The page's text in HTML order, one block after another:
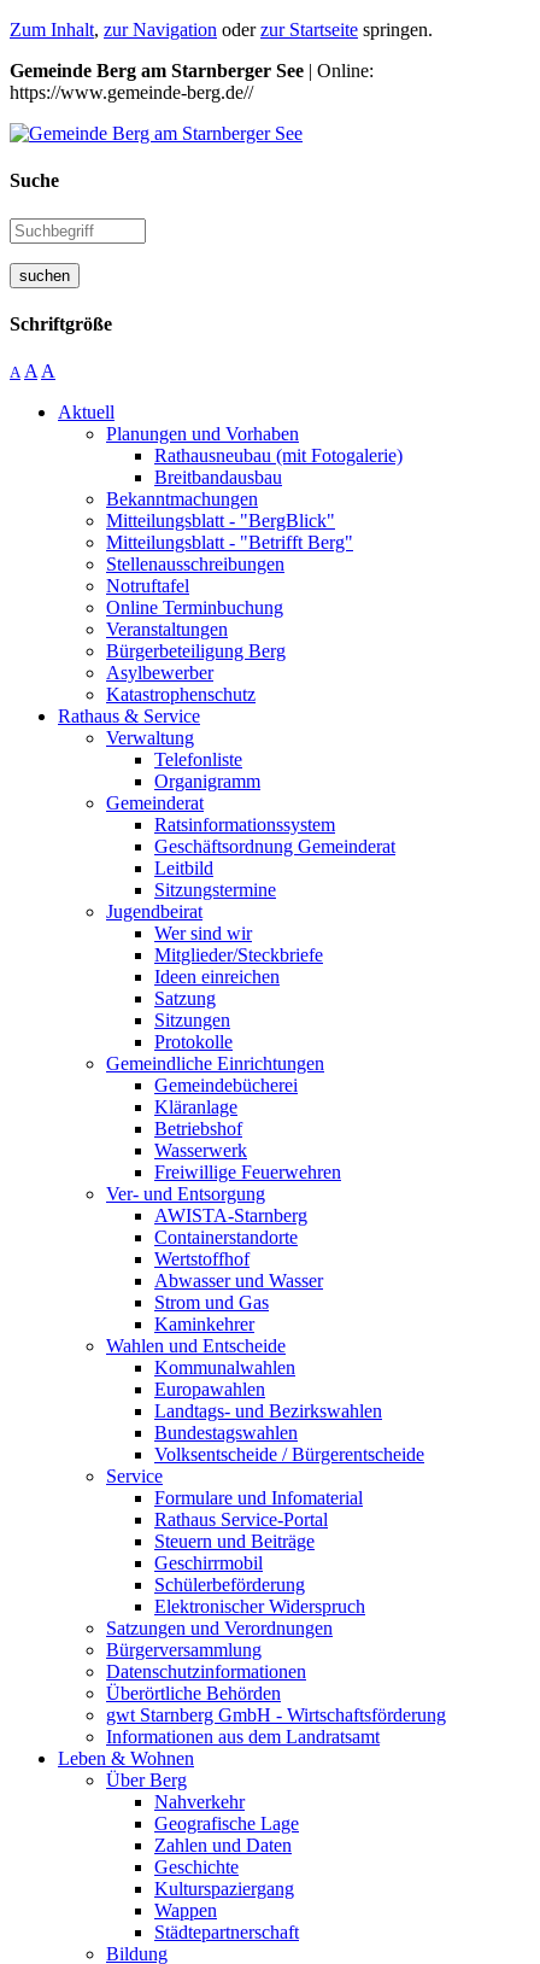
Zum Inhalt, zur Navigation oderzur Startseite springen.
Gemeinde Berg am Starnberger See | Online:
https://www.gemeinde-berg.de//
Suche
suchen
Schriftgröße
A A A
Aktuell
Planungen und Vorhaben
Rathausneubau (mit Fotogalerie)
Breitbandausbau
Bekanntmachungen
Mitteilungsblatt - "BergBlick"
Mitteilungsblatt - "Betrifft Berg"
Stellenausschreibungen
Notruftafel
Online Terminbuchung
Veranstaltungen
Bürgerbeteiligung Berg
Asylbewerber
Katastrophenschutz
Rathaus & Service
Verwaltung
Telefonliste
Organigramm
Gemeinderat
Ratsinformationssystem
Geschäftsordnung Gemeinderat
Leitbild
Sitzungstermine
Jugendbeirat
Wer sind wir
Mitglieder/Steckbriefe
Ideen einreichen
Satzung
Sitzungen
Protokolle
Gemeindliche Einrichtungen
Gemeindebücherei
Kläranlage
Betriebshof
Wasserwerk
Freiwillige Feuerwehren
Ver- und Entsorgung
AWISTA-Starnberg
Containerstandorte
Wertstoffhof
Abwasser und Wasser
Strom und Gas
Kaminkehrer
Wahlen und Entscheide
Kommunalwahlen
Europawahlen
Landtags- und Bezirkswahlen
Bundestagswahlen
Volksentscheide / Bürgerentscheide
Service
Formulare und Infomaterial
Rathaus Service-Portal
Steuern und Beiträge
Geschirrmobil
Schülerbeförderung
Elektronischer Widerspruch
Satzungen und Verordnungen
Bürgerversammlung
Datenschutzinformationen
Überörtliche Behörden
gwt Starnberg GmbH - Wirtschaftsförderung
Informationen aus dem Landratsamt
Leben & Wohnen
Über Berg
Nahverkehr
Geografische Lage
Zahlen und Daten
Geschichte
Kulturspaziergang
Wappen
Städtepartnerschaft
Bildung